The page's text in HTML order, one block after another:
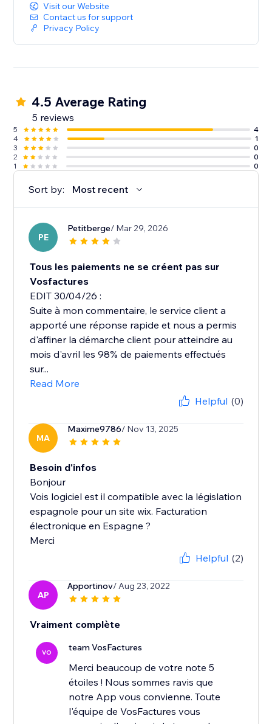
Visit our Website
Contact us for support
Privacy Policy
4.5 Average Rating
5 reviews
5
4
4
1
3
0
2
0
1
0
Sort by: Most recent
PE
Petitberge/ Mar 29, 2026
Tous les paiements ne se créent pas sur
Vosfactures
EDIT 30/04/26 :
Suite à mon commentaire, le service client a
apporté une réponse rapide et nous a permis
d'affiner la démarche client pour atteindre au
mois d'avril les 98% de paiements effectués
sur...
Read More
Helpful (0)
MA
Maxime9786/ Nov 13, 2025
Besoin d'infos
Bonjour
Vois logiciel est il compatible avec la législation
espagnole pour un site wix. Facturation
électronique en Espagne ?
Merci
Helpful (2)
AP
Apportinov/ Aug 23, 2022
Vraiment complète
VO team VosFactures
Merci beaucoup de votre note 5
étoiles ! Nous sommes ravis que
notre App vous convienne. Toute
l'équipe de VosFactures vous